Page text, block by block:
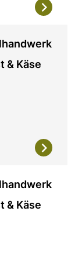
& Käse
& Käse